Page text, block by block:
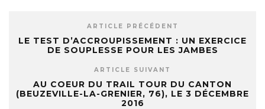
ARTICLE PRÉCÉDENT
LE TEST D’ACCROUPISSEMENT : UN EXERCICE
DE SOUPLESSE POUR LES JAMBES
ARTICLE SUIVANT
AU COEUR DU TRAIL TOUR DU CANTON
(BEUZEVILLE-LA-GRENIER, 76), LE 3 DÉCEMBRE
2016